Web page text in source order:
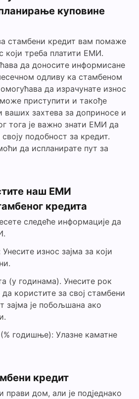
куповине
стамбени кредит вам помаже
који треба платити ЕМИ.
да доносите информисане
одливу ка стамбеном
да израчунате износ
приступити и такође
захтева за доприносе и
тога је важно знати ЕМИ да
подобност за кредит.
да испланирате пут за
наш ЕМИ
кредита
следеће информације да
износ зајма за који
(у годинама). Унесите рок
да користите за свој стамбени
зајма је побољшана ако
годишње): Улазне каматне
кредит
прави дом, али је подједнако